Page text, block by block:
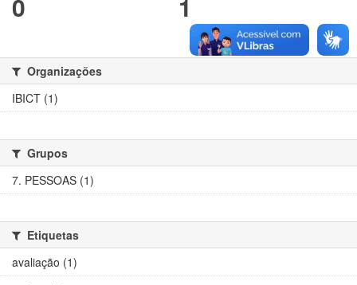
0 1
Organizações
IBICT (1)
Grupos
7. PESSOAS (1)
Etiquetas
avaliação (1)